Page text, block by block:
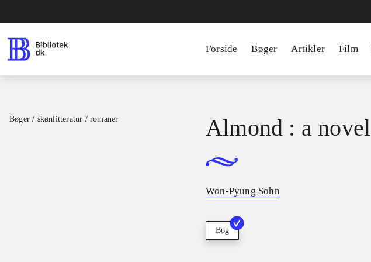
Forside Bøger Artikler Film
Bøger / skønlitteratur / romaner Almond : a novel
Won-Pyung Sohn
Bog